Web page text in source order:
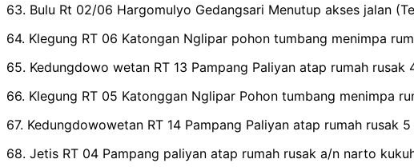
63. Bulu Rt 02/06 Hargomulyo Gedangsari Menutup akses jalan
64. Klegung RT 06 Katongan Nglipar pohon tumbang menimpa
65. Kedungdowo wetan RT 13 Pampang Paliyan atap rumah
66. Klegung RT 05 Katonggan Nglipar Pohon tumbang menimpa
67. Kedungdowowetan RT 14 Pampang Paliyan atap rumah rusak
68. Jetis RT 04 Pampang paliyan atap rumah rusak a/n narto